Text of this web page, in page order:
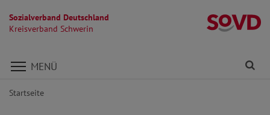
Sozialverband Deutschland
Kreisverband Schwerin
Direkt zu den Inhalten springen
MENÜ
Startseite